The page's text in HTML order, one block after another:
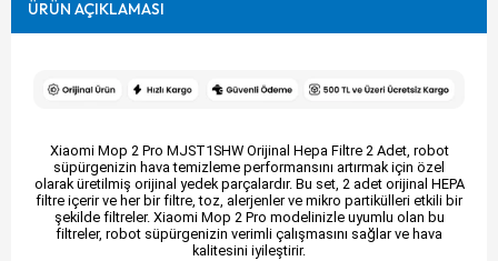
ÜRÜN AÇIKLAMASI
Xiaomi Mop 2 Pro MJST1SHW Orijinal Hepa Filtre 2 Adet, robot
süpürgenizin hava temizleme performansını artırmak için özel
olarak üretilmiş orijinal yedek parçalardır. Bu set, 2 adet orijinal HEPA
filtre içerir ve her bir filtre, toz, alerjenler ve mikro partikülleri etkili bir
şekilde filtreler. Xiaomi Mop 2 Pro modelinizle uyumlu olan bu
filtreler, robot süpürgenizin verimli çalışmasını sağlar ve hava
kalitesini iyileştirir.